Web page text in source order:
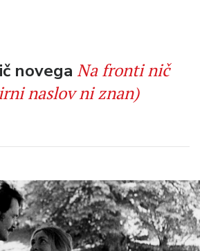
novega Na fronti nič
naslov ni znan)